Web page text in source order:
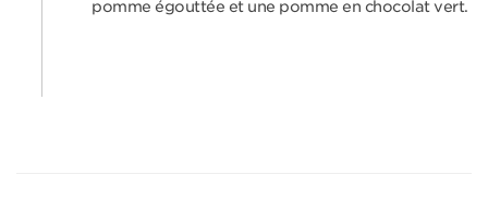
pomme égouttée et une pomme en chocolat vert.